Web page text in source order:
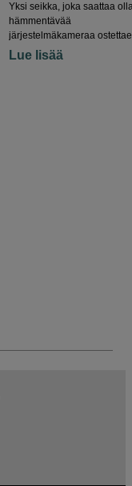
luontokuvia.
Yksi seikka, joka saattaa
hämmentävää
järjestelmäkameraa
on kameran tekniset tiedot.
Lue lisää